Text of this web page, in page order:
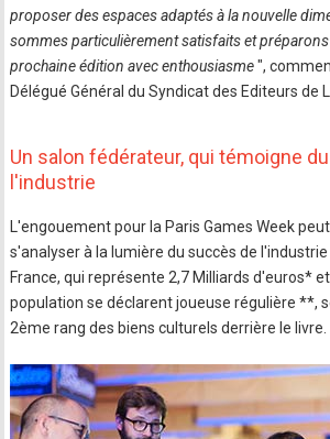
proposer des espaces adaptés à la nouvelle
sommes particulièrement satisfaits et
prochaine édition avec enthousiasme",
Délégué Général du Syndicat des Editeurs de
Un salon fédérateur, qui témoigne
l'industrie
L'engouement pour la Paris Games Week
s'analyser à la lumière du succès de
France, qui représente 2,7 Milliards d'euros*
population se déclarent joueuse régulière **,
2ème rang des biens culturels derrière le livre.